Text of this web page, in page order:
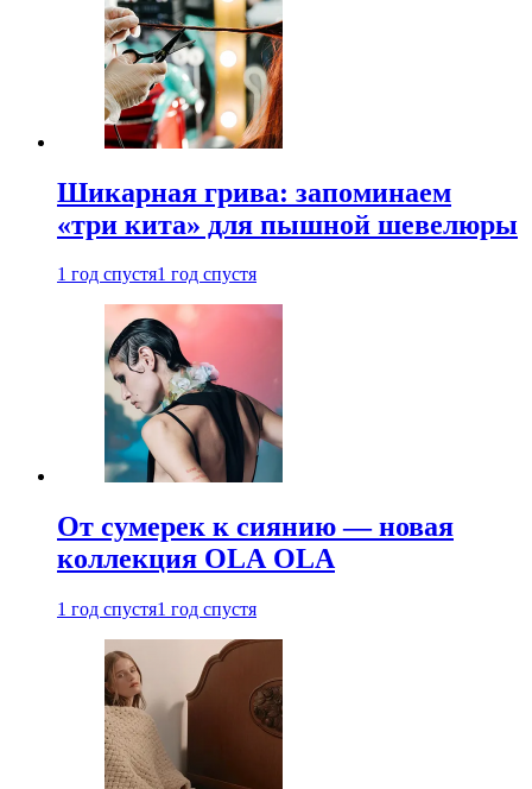
Шикарная грива: запоминаем
«три кита» для пышной шевелюры
1 год спустя1 год спустя
От сумерек к сиянию — новая
коллекция OLA OLA
1 год спустя1 год спустя